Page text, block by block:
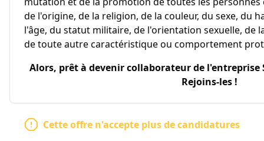
de l'origine, de la religion, de la couleur, du sexe, du
l'âge, du statut militaire, de l'orientation sexuelle, de
de toute autre caractéristique ou comportement
Alors, prêt à devenir collaborateur de l'entreprise
Rejoins-les !
Cette offre n'accepte plus de candidatures